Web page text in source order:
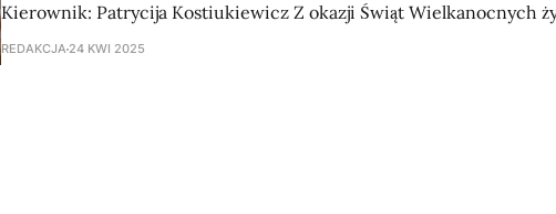
Kierownik: Patrycija Kostiukiewicz Z okazji Świąt Wielkanocnych
Wam radości, pokoju i nadziei. Velykų proga linkime Jums džiaugsmo,
REDAKCJA 24 KWI 2025